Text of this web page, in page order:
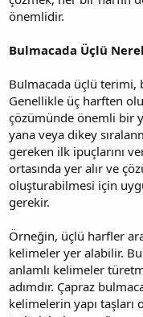
önemlidir.
Bulmacada Üçlü
Bulmacada üçlü terimi,
Genellikle üç harften
çözümünde önemli bir
yana veya dikey
gereken ilk ipuçlarını
ortasında yer alır ve
oluşturabilmesi için
gerekir.
Örneğin, üçlü harfler
kelimeler yer alabilir.
anlamlı kelimeler
adımdır. Çapraz
kelimelerin yapı taşları